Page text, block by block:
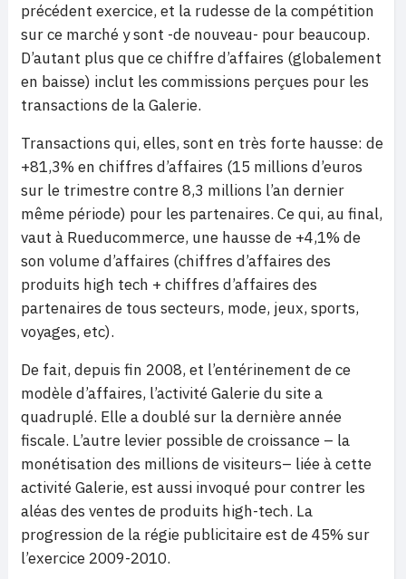
précédent exercice, et la rudesse de la compétition
sur ce marché y sont -de nouveau- pour beaucoup.
D’autant plus que ce chiffre d’affaires (globalement
en baisse) inclut les commissions perçues pour les
transactions de la Galerie.
Transactions qui, elles, sont en très forte hausse: de
+81,3% en chiffres d’affaires (15 millions d’euros
sur le trimestre contre 8,3 millions l’an dernier
même période) pour les partenaires. Ce qui, au final,
vaut à Rueducommerce, une hausse de +4,1% de
son volume d’affaires (chiffres d’affaires des
produits high tech + chiffres d’affaires des
partenaires de tous secteurs, mode, jeux, sports,
voyages, etc).
De fait, depuis fin 2008, et l’entérinement de ce
modèle d’affaires, l’activité Galerie du site a
quadruplé. Elle a doublé sur la dernière année
fiscale. L’autre levier possible de croissance – la
monétisation des millions de visiteurs– liée à cette
activité Galerie, est aussi invoqué pour contrer les
aléas des ventes de produits high-tech. La
progression de la régie publicitaire est de 45% sur
l’exercice 2009-2010.